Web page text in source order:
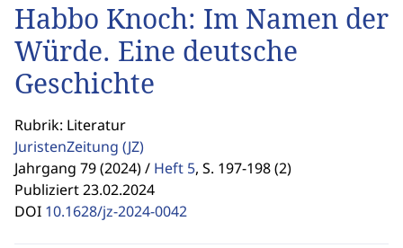
Habbo Knoch: Im Namen der
Würde. Eine deutsche
Geschichte
Rubrik: Literatur
JuristenZeitung (JZ)
Jahrgang 79 (2024) / Heft 5, S. 197-198 (2)
Publiziert 23.02.2024
DOI 10.1628/jz-2024-0042